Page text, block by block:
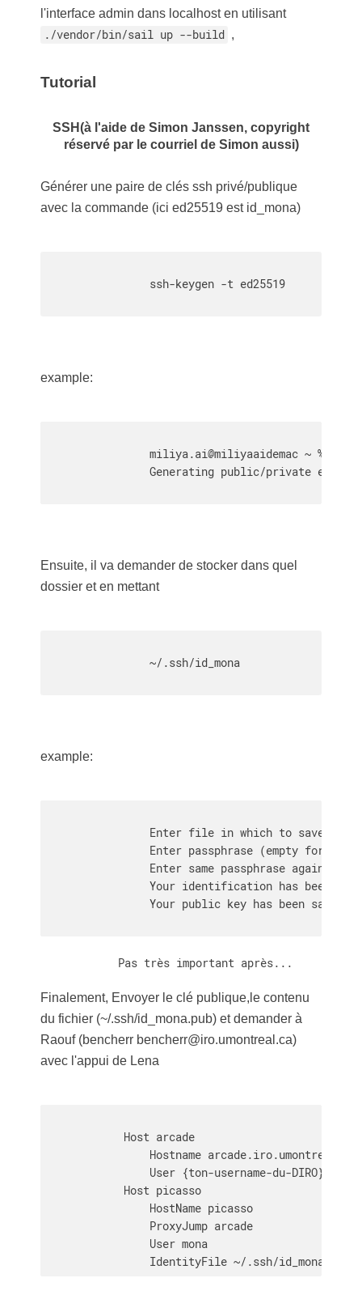
l'interface admin dans localhost en utilisant
./vendor/bin/sail up --build ,
Tutorial
SSH(à l'aide de Simon Janssen, copyright
réservé par le courriel de Simon aussi)
Générer une paire de clés ssh privé/publique
avec la commande (ici ed25519 est id_mona)
                ssh-keygen -t ed25519
example:
miliya.ai@miliyaaidemac ~ % ssh-
Generating public/private
Ensuite, il va demander de stocker dans quel
dossier et en mettant
                ~/.ssh/id_mona
example:
Enter file in which to save the
Enter passphrase (empty for no
                Enter same passphrase again:
Your identification has been
Your public key has been saved
            Pas très important après...
Finalement, Envoyer le clé publique,le contenu
du fichier (~/.ssh/id_mona.pub) et demander à
Raouf (bencherr bencherr@iro.umontreal.ca)
avec l'appui de Lena
            Host arcade
                Hostname arcade.iro.umontreal.ca
User {ton-username-du-DIRO}
            Host picasso
                HostName picasso
                ProxyJump arcade
                User mona
                IdentityFile ~/.ssh/id_mona